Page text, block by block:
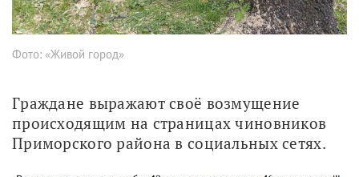
Фото: «Живой город»
Граждане выражают своё возмущение
происходящим на страницах чиновников
Приморского района в социальных сетях.